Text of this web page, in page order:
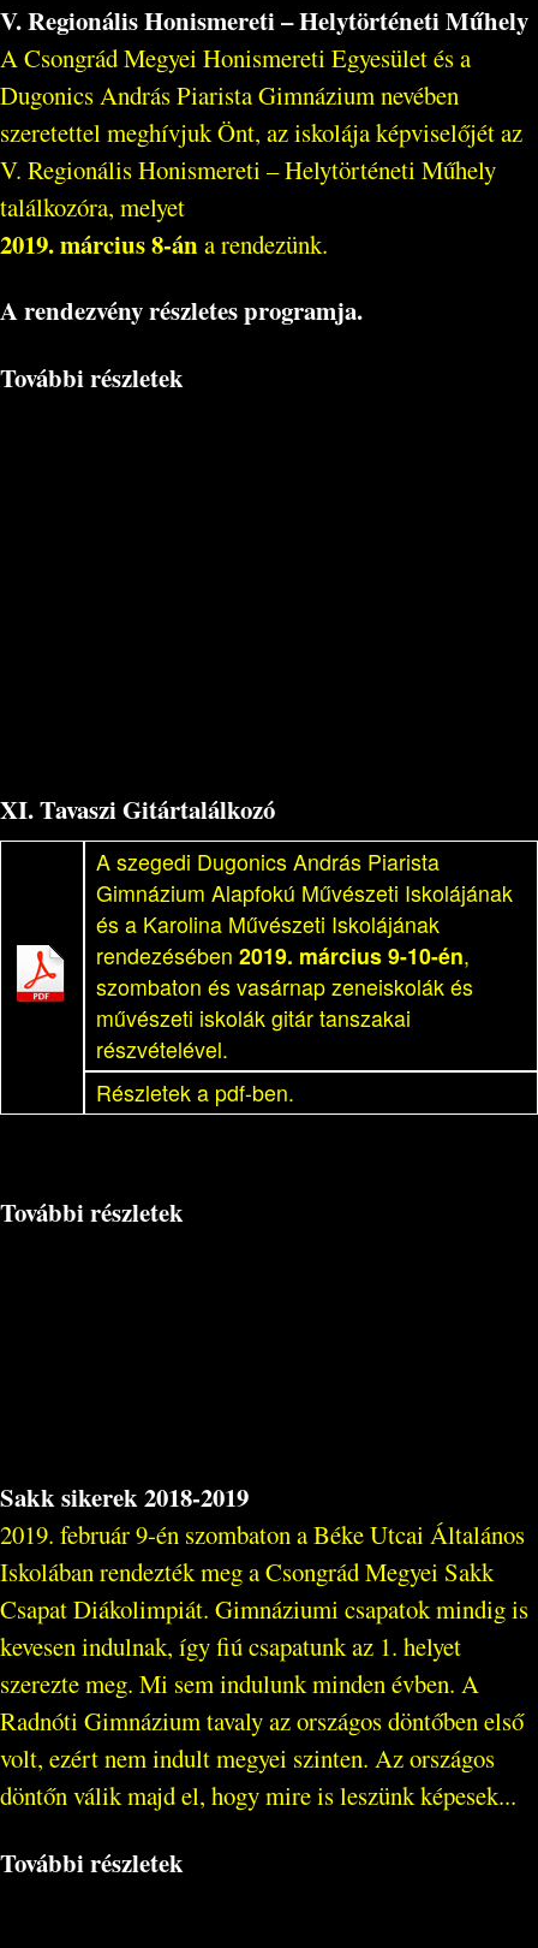
V. Regionális Honismereti – Helytörténeti Műhely
A Csongrád Megyei Honismereti Egyesület és a
Dugonics András Piarista Gimnázium nevében
szeretettel meghívjuk Önt, az iskolája képviselőjét az
V. Regionális Honismereti – Helytörténeti Műhely
találkozóra, melyet
2019. március 8-ána rendezünk.
A rendezvény részletes programja.
További részletek
XI. Tavaszi Gitártalálkozó
A szegedi Dugonics András Piarista
Gimnázium Alapfokú Művészeti Iskolájának
és a Karolina Művészeti Iskolájának
rendezésében 2019. március 9-10-én,
szombaton és vasárnap zeneiskolák és
művészeti iskolák gitár tanszakai
részvételével.
Részletek a pdf-ben.
További részletek
Sakk sikerek 2018-2019
2019. február 9-én szombaton a Béke Utcai Általános
Iskolában rendezték meg a Csongrád Megyei Sakk
Csapat Diákolimpiát. Gimnáziumi csapatok mindig is
kevesen indulnak, így fiú csapatunk az 1. helyet
szerezte meg. Mi sem indulunk minden évben. A
Radnóti Gimnázium tavaly az országos döntőben első
volt, ezért nem indult megyei szinten. Az országos
döntőn válik majd el, hogy mire is leszünk képesek...
További részletek